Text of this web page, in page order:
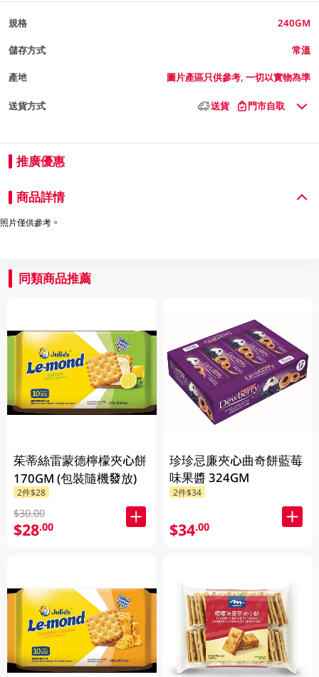
規格 240GM
儲存方式 常溫
產地 圖片產區只供參考, 一切以實物為準
送貨方式 送貨 門市自取
推廣優惠
商品詳情
照片僅供參考。
同類商品推薦
茱蒂絲雷蒙德檸檬夾心餅
170GM (包裝隨機發放)
2件$28
$30.00
$28.00
珍珍忌廉夾心曲奇餅藍莓
味果醬 324GM
2件$34
$34.00